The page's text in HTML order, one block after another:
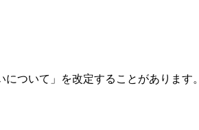
ついて」を改定することがあります。